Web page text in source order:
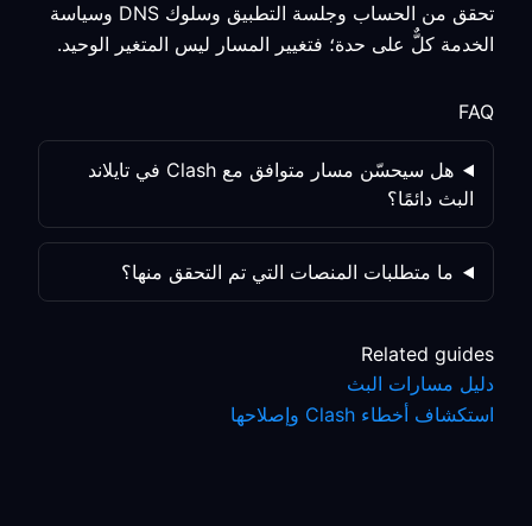
تحقق من الحساب وجلسة التطبيق وسلوك DNS وسياسة
الخدمة كلٌّ على حدة؛ فتغيير المسار ليس المتغير الوحيد.
FAQ
هل سيحسّن مسار متوافق مع Clash في تايلاند
البث دائمًا؟
ما متطلبات المنصات التي تم التحقق منها؟
Related guides
دليل مسارات البث
استكشاف أخطاء Clash وإصلاحها